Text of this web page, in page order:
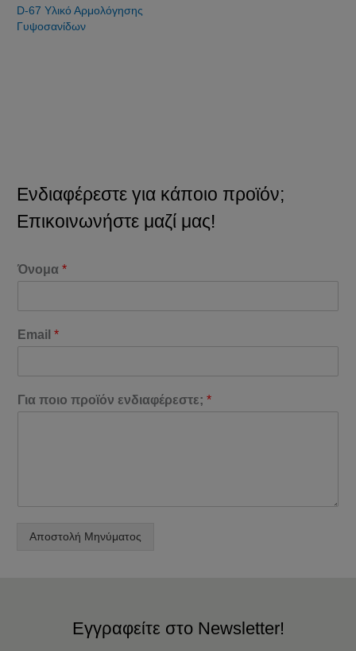
D-67 Υλικό Αρμολόγησης
Γυψοσανίδων
Ενδιαφέρεστε για κάποιο προϊόν;
Επικοινωνήστε μαζί μας!
Όνομα*
Email*
Για ποιο προϊόν ενδιαφέρεστε;*
Αποστολή Μηνύματος
Εγγραφείτε στο Newsletter!